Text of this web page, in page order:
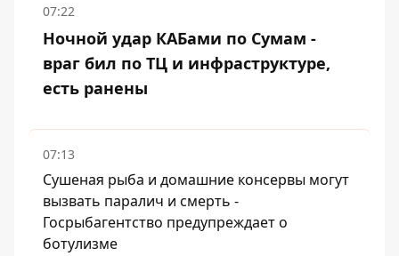
07:22
Ночной удар КАБами по Сумам -
враг бил по ТЦ и инфраструктуре,
есть ранены
07:13
Сушеная рыба и домашние консервы могут
вызвать паралич и смерть -
Госрыбагентство предупреждает о
ботулизме